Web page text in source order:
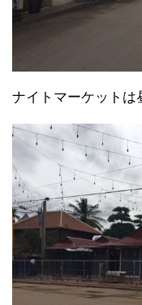
ナイトマーケットは